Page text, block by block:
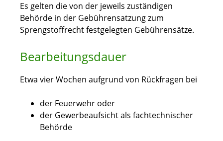
Es gelten die von der jeweils zuständigen
Behörde in der Gebührensatzung zum
Sprengstoffrecht festgelegten Gebührensätze.
Bearbeitungsdauer
Etwa vier Wochen aufgrund von Rückfragen bei
der Feuerwehr oder
der Gewerbeaufsicht als fachtechnischer
Behörde